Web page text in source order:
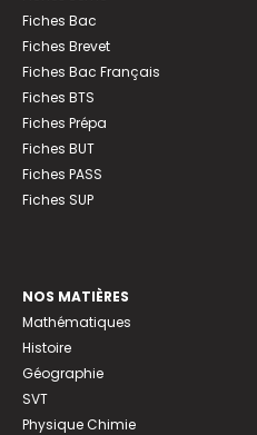
Fiches Bac
Fiches Brevet
Fiches Bac Français
Fiches BTS
Fiches Prépa
Fiches BUT
Fiches PASS
Fiches SUP
NOS MATIÈRES
Mathématiques
Histoire
Géographie
SVT
Physique Chimie